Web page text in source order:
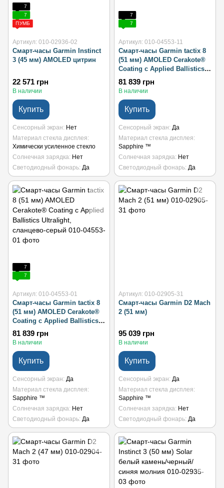
7
7
ПУМБ
Артикул: 010-02936-02
Смарт-часы Garmin Instinct
3 (45 мм) AMOLED цитрин
22 571 грн
В наличии
Купить
Сенсорный экран Нет
Материал стекла дисплея
Химически усиленное стекло
Солнечная зарядка Нет
Светодиодный фонарь Да
7
7
Артикул: 010-04553-11
Смарт-часы Garmin tactix 8
(51 мм) AMOLED Cerakote®
Coating с Applied Ballistics
Ultralight, оливково-
зеленый
81 839 грн
В наличии
Купить
Сенсорный экран Да
Материал стекла дисплея
Sapphire ™
Солнечная зарядка Нет
Светодиодный фонарь Да
7
7
Артикул: 010-04553-01
Смарт-часы Garmin tactix 8
(51 мм) AMOLED Cerakote®
Coating с Applied Ballistics
Ultralight, сланцево-серый
81 839 грн
В наличии
Купить
Сенсорный экран Да
Материал стекла дисплея
Sapphire ™
Солнечная зарядка Нет
Светодиодный фонарь Да
Артикул: 010-02905-31
Смарт-часы Garmin D2 Mach
2 (51 мм)
95 039 грн
В наличии
Купить
Сенсорный экран Да
Материал стекла дисплея
Sapphire ™
Солнечная зарядка Нет
Светодиодный фонарь Да